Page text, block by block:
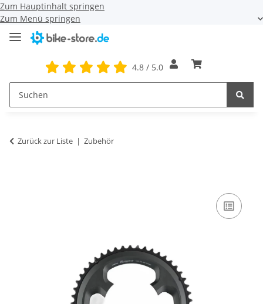
Zum Hauptinhalt springen
Zum Menü springen
4.8 / 5.0
Zurück zur Liste Zubehör